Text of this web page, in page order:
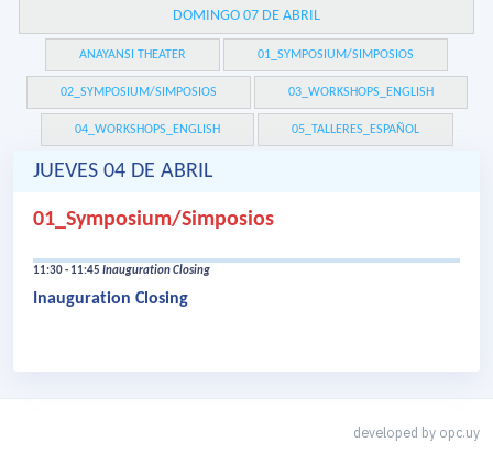
DOMINGO 07 DE ABRIL
ANAYANSI THEATER 01_SYMPOSIUM/SIMPOSIOS
02_SYMPOSIUM/SIMPOSIOS 03_WORKSHOPS_ENGLISH
04_WORKSHOPS_ENGLISH 05_TALLERES_ESPAÑOL
JUEVES 04 DE ABRIL
01_Symposium/Simposios
11:30 - 11:45 Inauguration Closing
Inauguration Closing
developed by opc.uy